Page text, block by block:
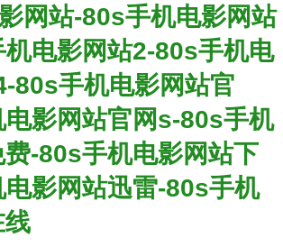
网站-80s手机电影网站
电影网站2-80s手机电
80s手机电影网站官
电影网站官网s-80s手机
-80s手机电影网站下
影网站迅雷-80s手机
线